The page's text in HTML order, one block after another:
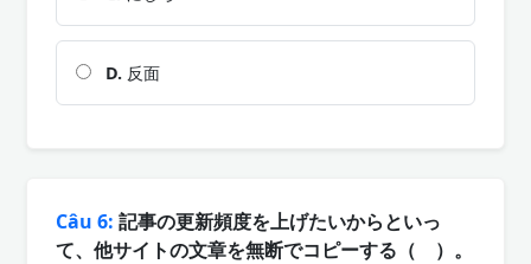
D. 反面
Câu 6: 記事の更新頻度を上げたいからといっ
て、他サイトの文章を無断でコピーする（ ）。